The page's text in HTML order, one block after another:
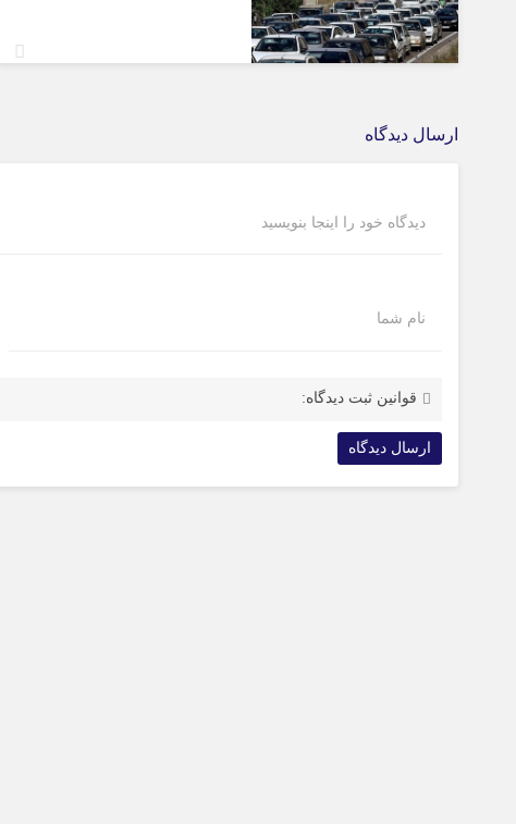
ارسال دیدگاه
دیدگاه خود را اینجا بنویسید
نام شما
قوانین ثبت دیدگاه: